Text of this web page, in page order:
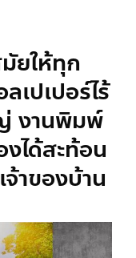
ยให้ทุก
ลเปเปอร์ไร้
งานพิมพ์
ได้สะท้อน
าของบ้าน